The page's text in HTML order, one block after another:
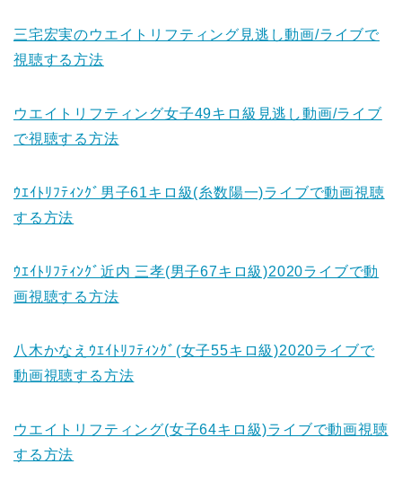
三宅宏実のウエイトリフティング見逃し動画/ライブで
視聴する方法
ウエイトリフティング女子49キロ級見逃し動画/ライブ
で視聴する方法
ｳｴｲﾄﾘﾌﾃｨﾝｸﾞ男子61キロ級(糸数陽一)ライブで動画視聴
する方法
ｳｴｲﾄﾘﾌﾃｨﾝｸﾞ近内 三孝(男子67キロ級)2020ライブで動
画視聴する方法
八木かなえｳｴｲﾄﾘﾌﾃｨﾝｸﾞ(女子55キロ級)2020ライブで
動画視聴する方法
ウエイトリフティング(女子64キロ級)ライブで動画視聴
する方法